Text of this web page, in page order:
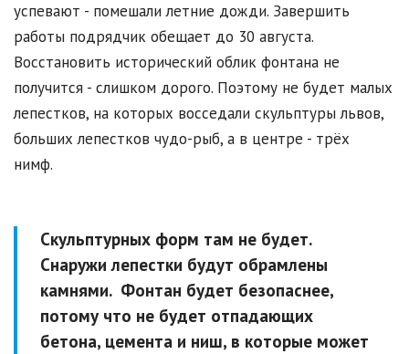
успевают - помешали летние дожди. Завершить
работы подрядчик обещает до 30 августа.
Восстановить исторический облик фонтана не
получится - слишком дорого. Поэтому не будет малых
лепестков, на которых восседали скульптуры львов,
больших лепестков чудо-рыб, а в центре - трёх
нимф.
Скульптурных форм там не будет.
Снаружи лепестки будут обрамлены
камнями. Фонтан будет безопаснее,
потому что не будет отпадающих
бетона, цемента и ниш, в которые может